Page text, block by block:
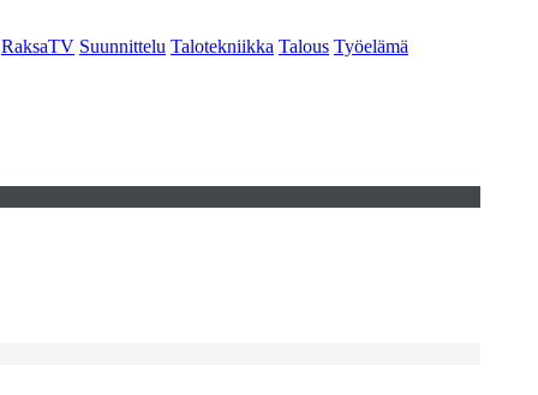
RaksaTV Suunnittelu Talotekniikka Talous Työelämä